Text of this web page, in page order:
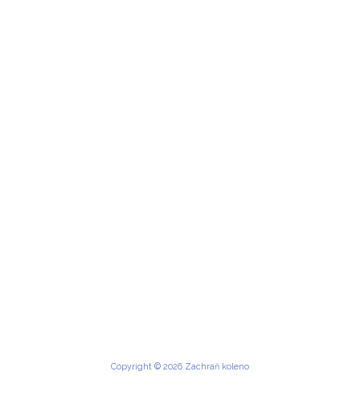
Copyright © 2026 Zachraň koleno